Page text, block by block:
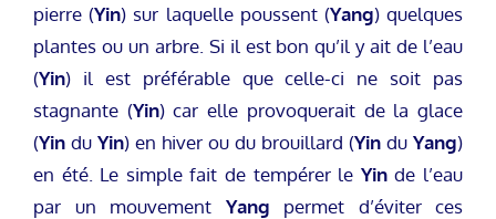
pierre (Yin) sur laquelle poussent (Yang) quelques
plantes ou un arbre. Si il est bon qu’il y ait de l’eau
(Yin) il est préférable que celle-ci ne soit pas
stagnante (Yin) car elle provoquerait de la glace
(Yin du Yin) en hiver ou du brouillard (Yin du Yang)
en été. Le simple fait de tempérer le Yinde l’eau
par un mouvement Yang permet d’éviter ces